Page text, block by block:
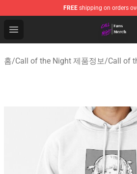
FREE shipping on orders
Open menu
Call of the Night Store - Official
홈/Call of the Night 제품정보/Call of